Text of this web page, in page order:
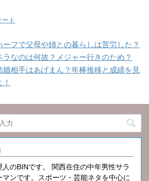
ト
ーフで父母や姉との暮らしは苦労した？
ラなのは何故？メジャー行きのため？
婚相手はあげまん？年棒推移と成績を見
人のBINです。 関西在住の中年男性サラ
マンです。スポーツ・芸能ネタを中心に